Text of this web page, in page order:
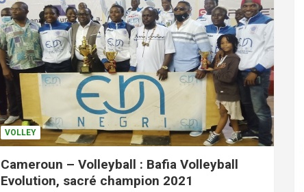
VOLLEY
Cameroun – Volleyball : Bafia Volleyball
Evolution, sacré champion 2021